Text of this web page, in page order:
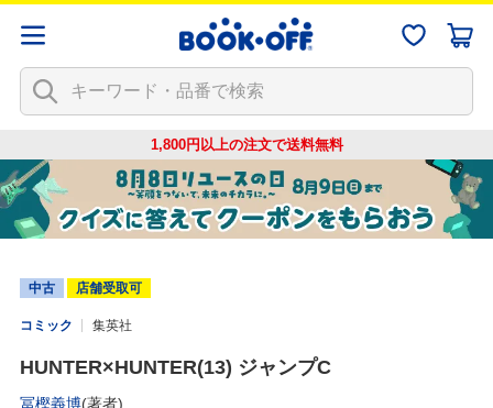
1,800円以上の注文で送料無料
中古 店舗受取可
コミック 集英社
HUNTER×HUNTER(13) ジャンプC
冨樫義博(著者)